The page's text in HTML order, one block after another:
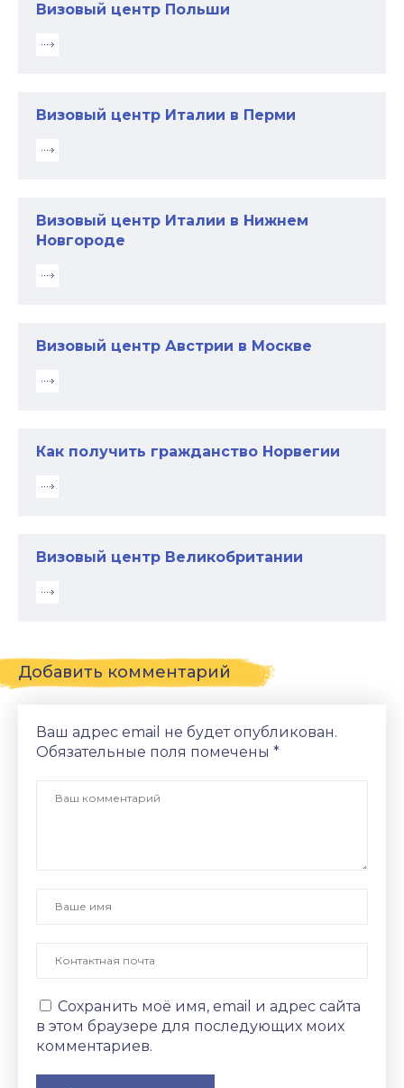
Визовый центр Польши
Визовый центр Италии в Перми
Визовый центр Италии в Нижнем
Новгороде
Визовый центр Австрии в Москве
Как получить гражданство Норвегии
Визовый центр Великобритании
Добавить комментарий
Ваш адрес email не будет опубликован.
Обязательные поля помечены *
Сохранить моё имя, email и адрес сайта
в этом браузере для последующих моих
комментариев.